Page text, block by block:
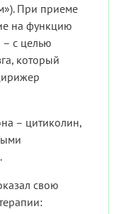
При приеме
на функцию
– с целью
который
– цитиколин,
свою